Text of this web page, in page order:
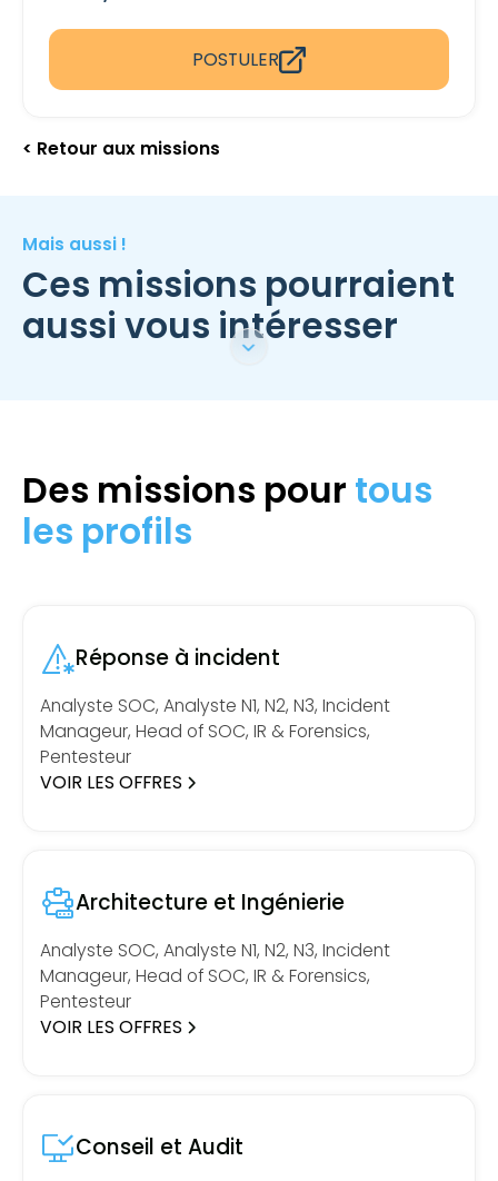
POSTULER
< Retour aux missions
Mais aussi !
Ces missions pourraient
aussi vous intéresser
Des missions pour tous
les profils
Réponse à incident
Analyste SOC, Analyste N1, N2, N3, Incident
Manageur, Head of SOC, IR & Forensics,
Pentesteur
VOIR LES OFFRES
Architecture et Ingénierie
Analyste SOC, Analyste N1, N2, N3, Incident
Manageur, Head of SOC, IR & Forensics,
Pentesteur
VOIR LES OFFRES
Conseil et Audit